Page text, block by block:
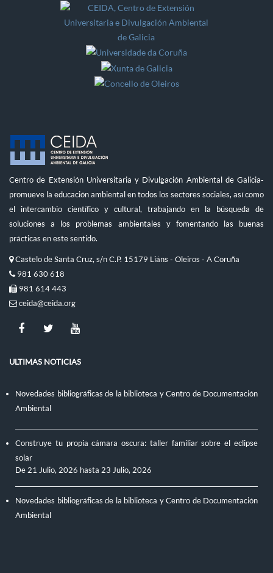
Centro de Extensión Universitaria y Divulgación Ambiental de Galicia-
promueve la educación ambiental en todos los sectores sociales, así como
el intercambio científico y cultural, trabajando en la búsqueda de
soluciones a los problemas ambientales y fomentando las buenas
prácticas en este sentido.
Castelo de Santa Cruz, s/n C.P. 15179 Liáns - Oleiros - A Coruña
981 630 618
981 614 443
ceida@ceida.org
ULTIMAS NOTICIAS
Novedades bibliográficas de la biblioteca y Centro de Documentación
Ambiental
Construye tu propia cámara oscura: taller familiar sobre el eclipse
solar
De21 Julio, 2026 hasta 23 Julio, 2026
Novedades bibliográficas de la biblioteca y Centro de Documentación
Ambiental